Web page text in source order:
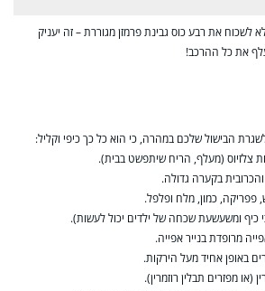
לשכוח את רבע כוס גבינת פרמזן מגוררת – זה יעניק
את כל ההרכב!
הבישול שלכם במהרה, כי הוא כל כך כיפי וקליל: